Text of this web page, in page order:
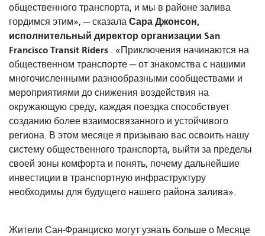
общественного транспорта, и мы в районе залива
гордимся этим», — сказала Сара Джонсон,
исполнительный директор организации San
Francisco Transit Riders . «Приключения начинаются на
общественном транспорте — от знакомства с нашими
многочисленными разнообразными сообществами и
мероприятиями до снижения воздействия на
окружающую среду, каждая поездка способствует
созданию более взаимосвязанного и устойчивого
региона. В этом месяце я призываю вас освоить нашу
систему общественного транспорта, выйти за пределы
своей зоны комфорта и понять, почему дальнейшие
инвестиции в транспортную инфраструктуру
необходимы для будущего нашего района залива».
Жители Сан-Франциско могут узнать больше о Месяце